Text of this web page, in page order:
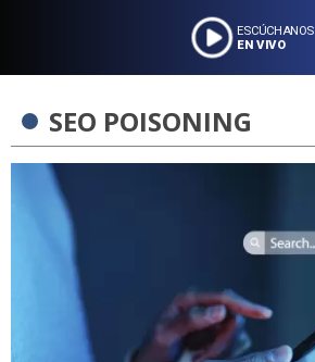
ESCÚCHANOS
EN VIVO
SEO POISONING